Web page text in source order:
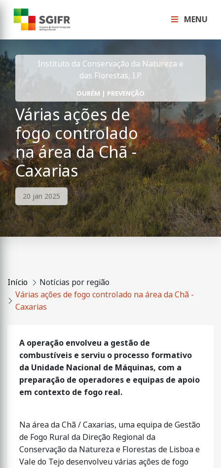
MENU
Instituto da Conservação da Natureza e
das Florestas, I.P.
OURÉM | PREVENÇÃO
Várias ações de
fogo controlado
na área da Chã -
Caxarias
20 jan 2025
Início
Notícias por região
Várias ações de fogo controlado na área da Chã -
Caxarias
A operação envolveu a gestão de
combustíveis e serviu o processo formativo
da Unidade Nacional de Máquinas, com a
preparação de operadores e equipas de apoio
em contexto de fogo real.
Na área da Chã / Caxarias, uma equipa de Gestão
de Fogo Rural da Direção Regional da
Conservação da Natureza e Florestas de Lisboa e
Vale do Tejo desenvolveu várias ações de fogo